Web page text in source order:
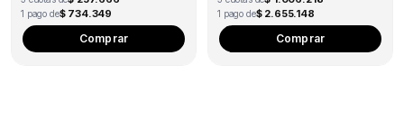
1 pago de$ 734.349
Comprar
1 pago de$ 2.655.148
Comprar